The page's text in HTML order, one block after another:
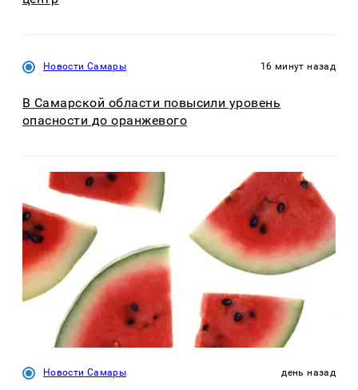
Новости Самары 16 минут назад
В Самарской области повысили уровень
опасности до оранжевого
Новости Самары день назад